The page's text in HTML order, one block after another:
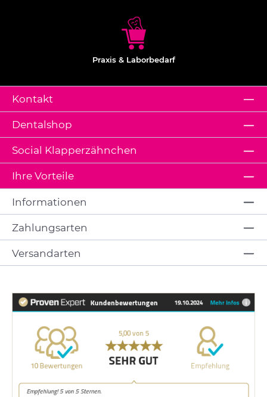
Praxis & Laborbedarf
Kontakt
Dentalshop
Ihre Vorteile
Social Klapperzähnchen
Informationen
Zahlungsarten
Versandarten